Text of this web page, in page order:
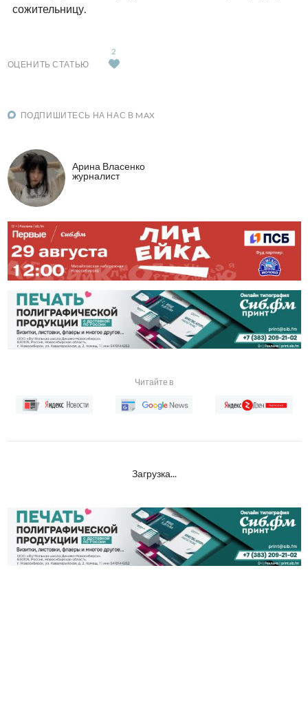
сожительницу.
ОЦЕНИТЬ СТАТЬЮ
2
ПОДПИШИТЕСЬ НА НАС В MAX
Арина Власенко
журналист
Читайте в
Загрузка...